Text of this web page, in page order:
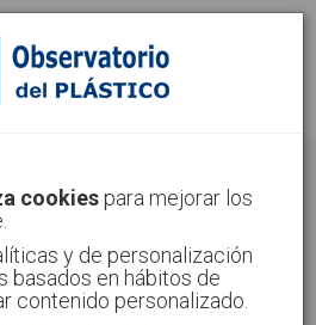
Identifícate Regístrate
cookies para mejorar los
y de personalización
basados en hábitos de
contenido personalizado.